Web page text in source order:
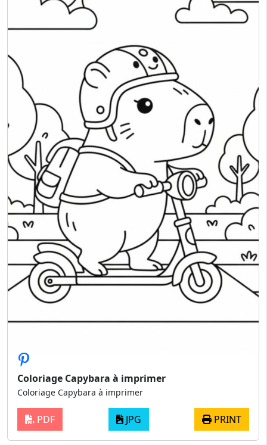
Coloriage Capybara à imprimer
Coloriage Capybara à imprimer
PDF JPG PRINT